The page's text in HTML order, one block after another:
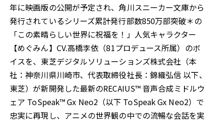
年に映画版の公開が予定され、角川スニーカー文庫から
発行されているシリーズ累計発行部数850万部突破＊の
「この素晴らしい世界に祝福を！」人気キャラクター
【めぐみん】CV.高橋李依（81プロデュース所属）のボ
イスを、東芝デジタルソリューションズ株式会社（本
社：神奈川県川崎市、代表取締役社長：錦織弘信 以下、
東芝）が新開発した最新のRECAIUS™ 音声合成ミドルウ
ェア ToSpeak™ Gx Neo2（以下 ToSpeak Gx Neo2）で
忠実に再現し、アニメの世界観の中での流暢な会話を実